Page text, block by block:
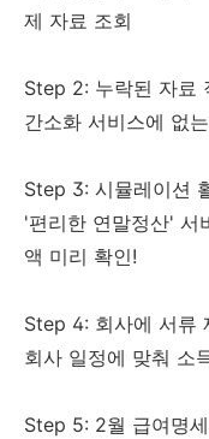
제 자료 조회
Step 2: 누락된 자료
간소화 서비스에 없
Step 3: 시뮬레이션
'편리한 연말정산' 서
액 미리 확인!
Step 4: 회사에 서류
회사 일정에 맞춰 소
Step 5: 2월 급여명